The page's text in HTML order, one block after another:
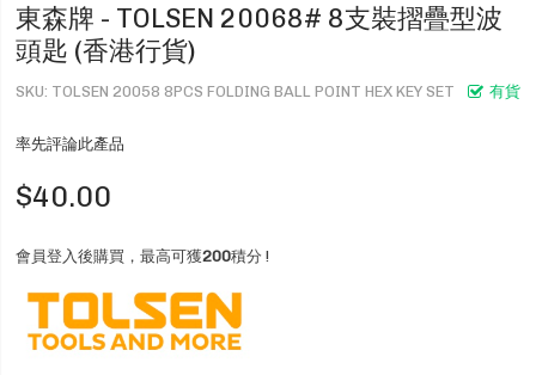
東森牌 - TOLSEN 20068# 8支裝摺疊型波
頭匙 (香港行貨)
有貨
SKU TOLSEN 20058 8PCS FOLDING BALL POINT HEX KEY SET
率先評論此產品
$40.00
會員登入後購買，最高可獲200積分 !